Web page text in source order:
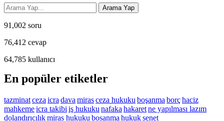
91,002 soru
76,412 cevap
64,785 kullanıcı
En popüler etiketler
tazminatceza icra dava mirasceza hukuku boşanma borçhaciz
mahkemeicra takibi iş hukuku nafaka hakaretne yapılması lazım
dolandırıcılıkmiras hukuku bosanma hukuksenet